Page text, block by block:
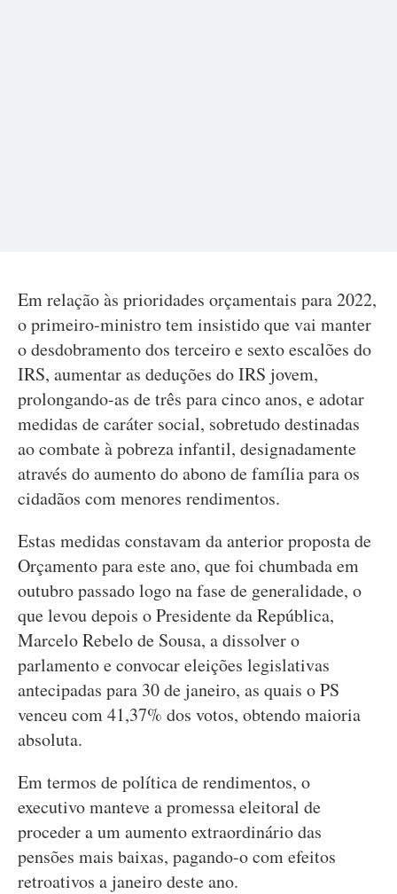
Em relação às prioridades orçamentais para 2022,
o primeiro-ministro tem insistido que vai manter
o desdobramento dos terceiro e sexto escalões do
IRS, aumentar as deduções do IRS jovem,
prolongando-as de três para cinco anos, e adotar
medidas de caráter social, sobretudo destinadas
ao combate à pobreza infantil, designadamente
através do aumento do abono de família para os
cidadãos com menores rendimentos.
Estas medidas constavam da anterior proposta de
Orçamento para este ano, que foi chumbada em
outubro passado logo na fase de generalidade, o
que levou depois o Presidente da República,
Marcelo Rebelo de Sousa, a dissolver o
parlamento e convocar eleições legislativas
antecipadas para 30 de janeiro, as quais o PS
venceu com 41,37% dos votos, obtendo maioria
absoluta.
Em termos de política de rendimentos, o
executivo manteve a promessa eleitoral de
proceder a um aumento extraordinário das
pensões mais baixas, pagando-o com efeitos
retroativos a janeiro deste ano.